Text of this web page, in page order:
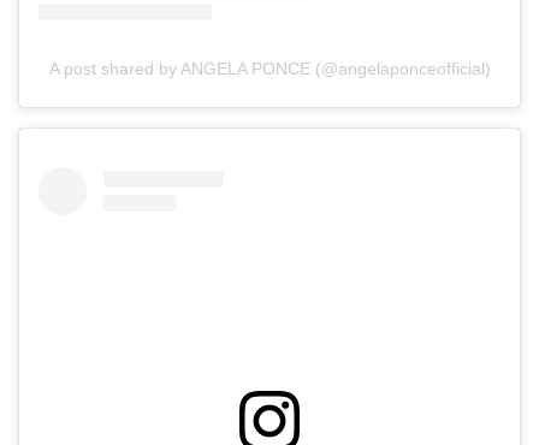
A post shared by ANGELA PONCE (@angelaponceofficial)